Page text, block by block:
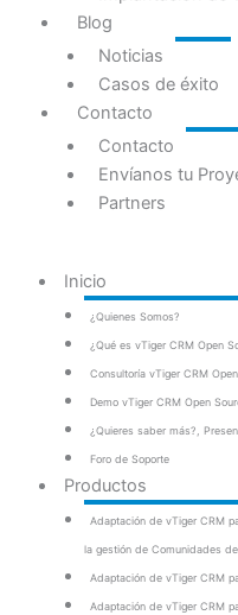
Blog
Noticias
Casos de éxito
Contacto
Contacto
Envíanos tu
Partners
Inicio
¿Quienes Somos?
¿Qué es vTiger CRM Open
Consultoría vTiger CRM
Demo vTiger CRM Open
¿Quieres saber más?,
Foro de Soporte
Productos
Adaptación de vTiger CRM
la gestión de Comunidades
Adaptación de vTiger CRM
Adaptación de vTiger CRM